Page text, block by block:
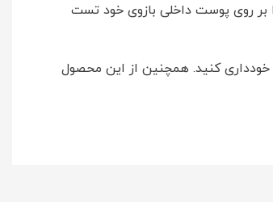
بر روی پوست داخلی بازوی خود تست
کنید. همچنین از این محصول